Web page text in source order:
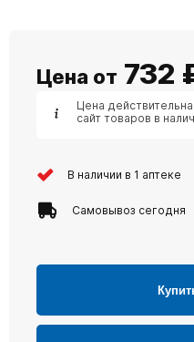
Цена от 732
Цена
сайт товаров в
В наличии в 1 аптеке
Самовывоз сегодня